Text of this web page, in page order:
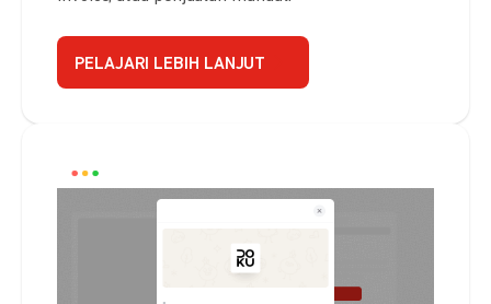
PELAJARI LEBIH LANJUT